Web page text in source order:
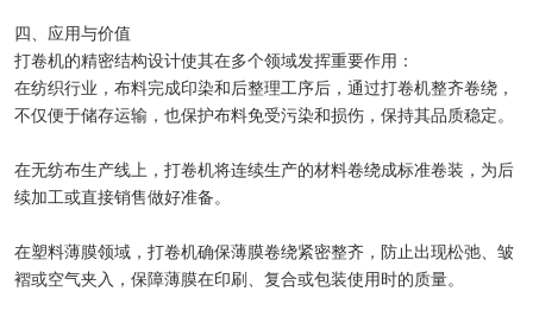
四、应用与价值
打卷机的精密结构设计使其在多个领域发挥重要作用：
在纺织行业，布料完成印染和后整理工序后，通过打卷机整齐卷绕，
不仅便于储存运输，也保护布料免受污染和损伤，保持其品质稳定。
在无纺布生产线上，打卷机将连续生产的材料卷绕成标准卷装，为后
续加工或直接销售做好准备。
在塑料薄膜领域，打卷机确保薄膜卷绕紧密整齐，防止出现松弛、皱
褶或空气夹入，保障薄膜在印刷、复合或包装使用时的质量。